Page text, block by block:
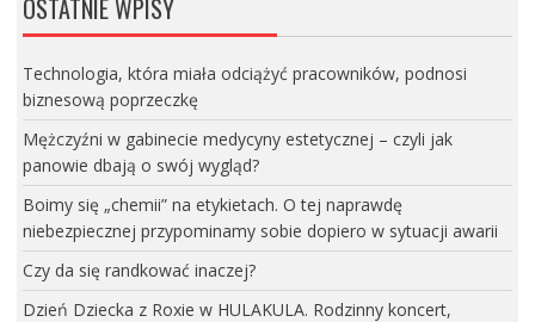
OSTATNIE WPISY
Technologia, która miała odciążyć pracowników, podnosi
biznesową poprzeczkę
Mężczyźni w gabinecie medycyny estetycznej – czyli jak
panowie dbają o swój wygląd?
Boimy się „chemii” na etykietach. O tej naprawdę
niebezpiecznej przypominamy sobie dopiero w sytuacji awarii
Czy da się randkować inaczej?
Dzień Dziecka z Roxie w HULAKULA. Rodzinny koncert,